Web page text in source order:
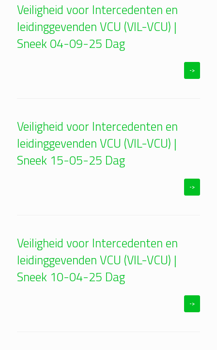
Veiligheid voor Intercedenten en
leidinggevenden VCU (VIL-VCU) |
Sneek 04-09-25 Dag
->
Veiligheid voor Intercedenten en
leidinggevenden VCU (VIL-VCU) |
Sneek 15-05-25 Dag
->
Veiligheid voor Intercedenten en
leidinggevenden VCU (VIL-VCU) |
Sneek 10-04-25 Dag
->